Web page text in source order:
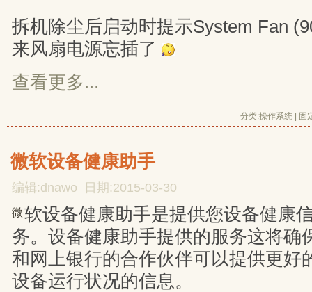
拆机除尘后启动时提示System Fan
来风扇电源忘插了
查看更多...
分类:操作系统 固
微软设备健康助手
编辑:dnawo 日期:2015-03-30
微软设备健康助手是提供您设备健康
务。设备健康助手提供的服务这将确
和网上银行的合作伙伴可以提供更好
设备运行状况的信息。